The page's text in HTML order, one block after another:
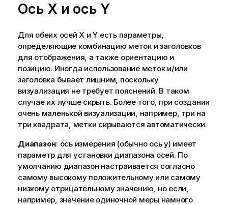
Ось X и ось Y
Для обеих осей X и Y есть параметры,
определяющие комбинацию меток и заголовков
для отображения, а также ориентацию и
позицию. Иногда использование меток и/или
заголовка бывает лишним, поскольку
визуализация не требует пояснений. В таком
случае их лучше скрыть. Более того, при создании
очень маленькой визуализации, например, три на
три квадрата, метки скрываются автоматически.
Диапазон: ось измерения (обычно ось y) имеет
параметр для установки диапазона осей. По
умолчанию диапазон настраивается согласно
самому высокому положительному или самому
низкому отрицательному значению, но если,
например, значение одиночной меры намного